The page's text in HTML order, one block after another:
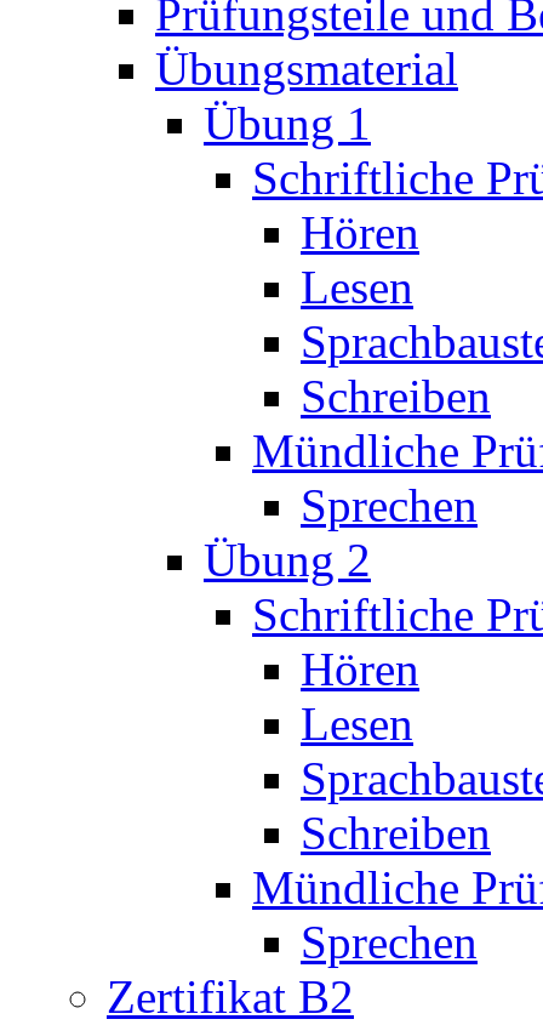
Prüfungsteile und
Übungsmaterial
Übung 1
Schriftliche
Hören
Lesen
Schreiben
Mündliche
Sprechen
Übung 2
Schriftliche
Hören
Lesen
Schreiben
Mündliche
Sprechen
Zertifikat B2